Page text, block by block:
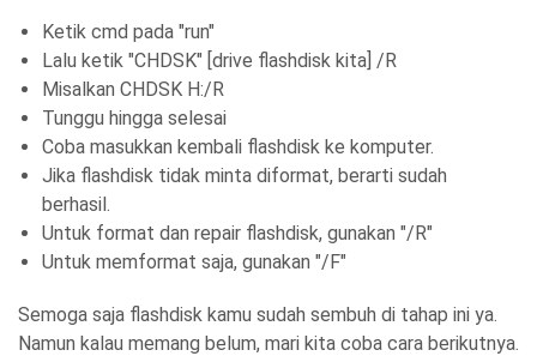
Ketik cmd pada "run"
Lalu ketik "CHDSK" [drive flashdisk kita] /R
Misalkan CHDSK H:/R
Tunggu hingga selesai
Coba masukkan kembali flashdisk ke komputer.
Jika flashdisk tidak minta diformat, berarti sudah
berhasil.
Untuk format dan repair flashdisk, gunakan "/R"
Untuk memformat saja, gunakan "/F"
Semoga saja flashdisk kamu sudah sembuh di tahap ini ya.
Namun kalau memang belum, mari kita coba cara berikutnya.